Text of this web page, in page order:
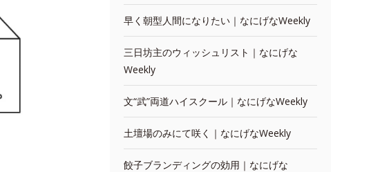
早く朝型人間になりたい｜なにげなWeekly
三日坊主のウィッシュリスト｜なにげな
Weekly
文“武”両道ハイスクール｜なにげなWeekly
土壇場のみにて咲く｜なにげなWeekly
餃子ブランディングの効用｜なにげな